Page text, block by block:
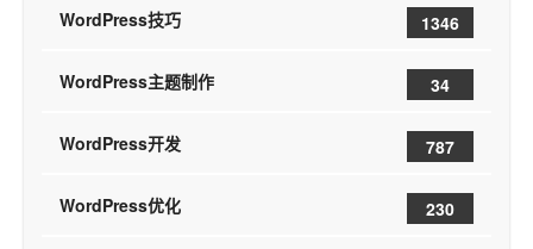
WordPress技巧 1346
WordPress主题制作 34
WordPress开发 787
WordPress优化 230